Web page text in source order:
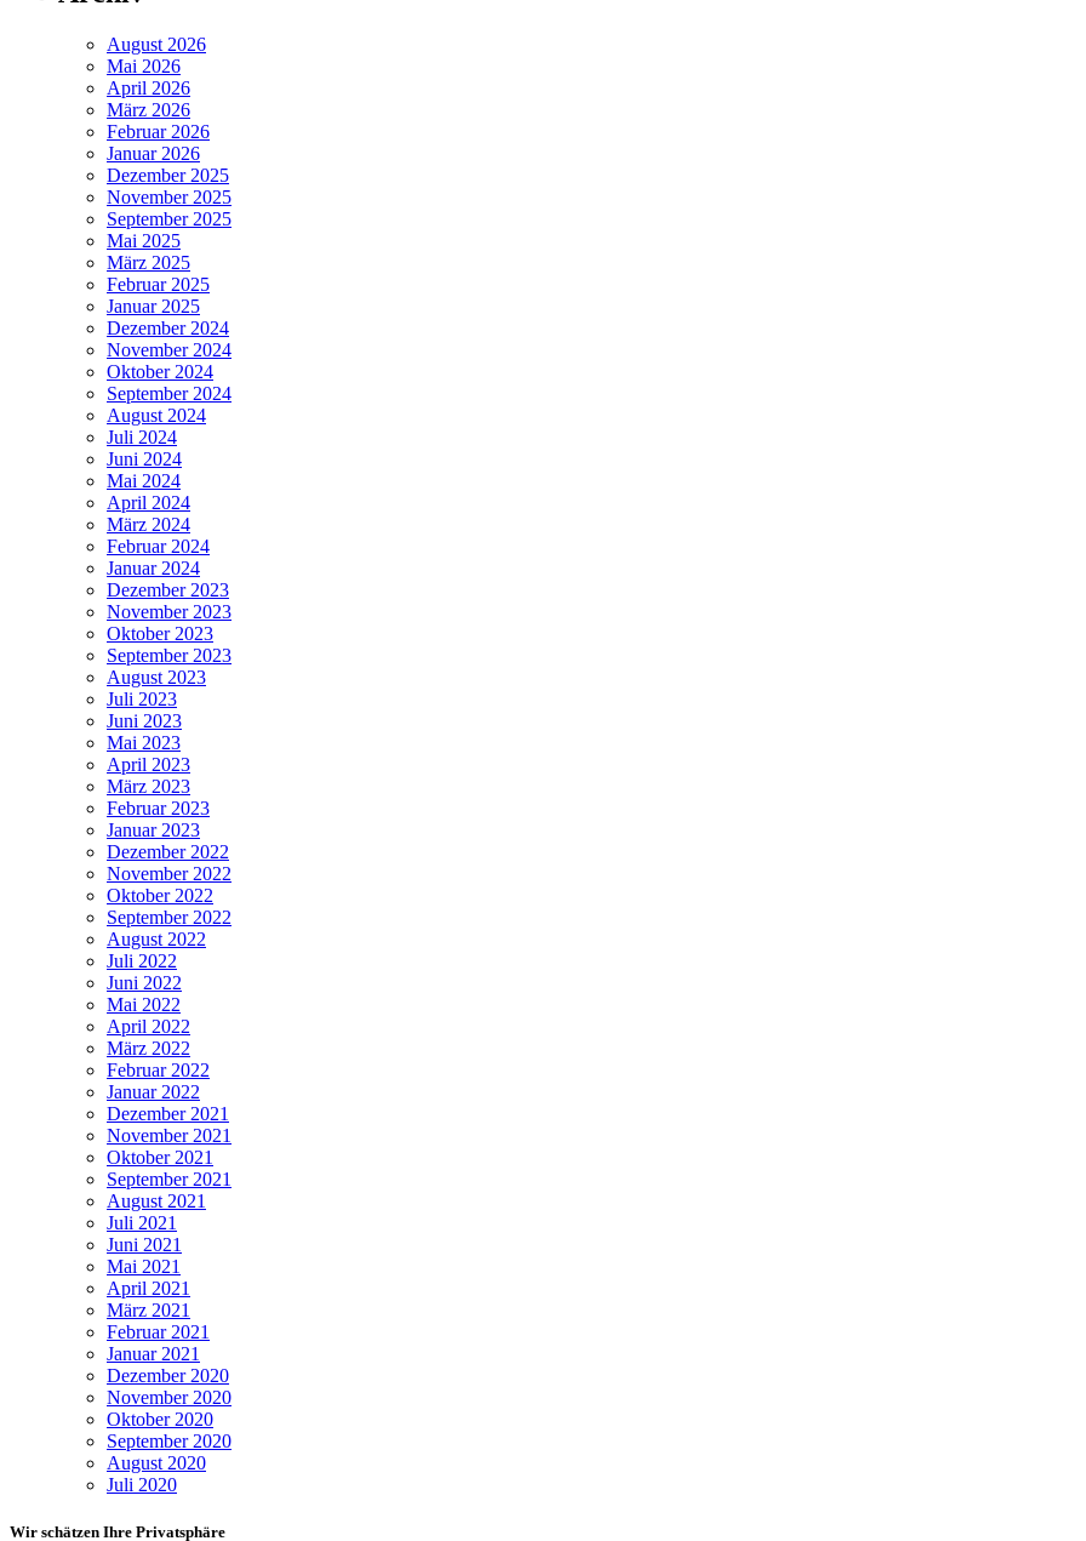
August 2026
Mai 2026
April 2026
März 2026
Februar 2026
Januar 2026
Dezember 2025
November 2025
September 2025
Mai 2025
März 2025
Februar 2025
Januar 2025
Dezember 2024
November 2024
Oktober 2024
September 2024
August 2024
Juli 2024
Juni 2024
Mai 2024
April 2024
März 2024
Februar 2024
Januar 2024
Dezember 2023
November 2023
Oktober 2023
September 2023
August 2023
Juli 2023
Juni 2023
Mai 2023
April 2023
März 2023
Februar 2023
Januar 2023
Dezember 2022
November 2022
Oktober 2022
September 2022
August 2022
Juli 2022
Juni 2022
Mai 2022
April 2022
März 2022
Februar 2022
Januar 2022
Dezember 2021
November 2021
Oktober 2021
September 2021
August 2021
Juli 2021
Juni 2021
Mai 2021
April 2021
März 2021
Februar 2021
Januar 2021
Dezember 2020
November 2020
Oktober 2020
September 2020
August 2020
Juli 2020
Wir schätzen Ihre Privatsphäre